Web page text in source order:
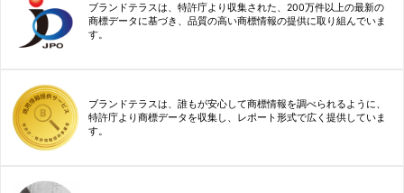
ブランドテラスは、特許庁より収集された、200万件以上の最新の
商標データに基づき、品質の高い商標情報の提供に取り組んでいま
す。
ブランドテラスは、誰もが安心して商標情報を調べられるように、
特許庁より商標データを収集し、レポート形式で広く提供していま
す。